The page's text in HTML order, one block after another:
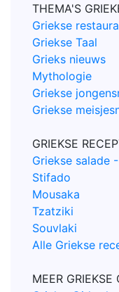
THEMA'S
Griekse
Griekse Taal
Grieks nieuws
Mythologie
Griekse
Griekse
GRIEKSE
Griekse salade
Stifado
Mousaka
Tzatziki
Souvlaki
Alle Griekse
MEER GRIEKSE